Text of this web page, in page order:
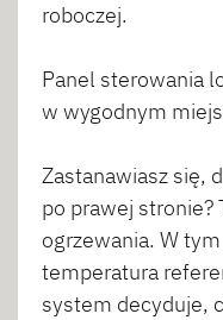
roboczej.
Panel sterowania
w wygodnym
Zastanawiasz się,
po prawej stronie?
ogrzewania. W
temperatura
system decyduje,